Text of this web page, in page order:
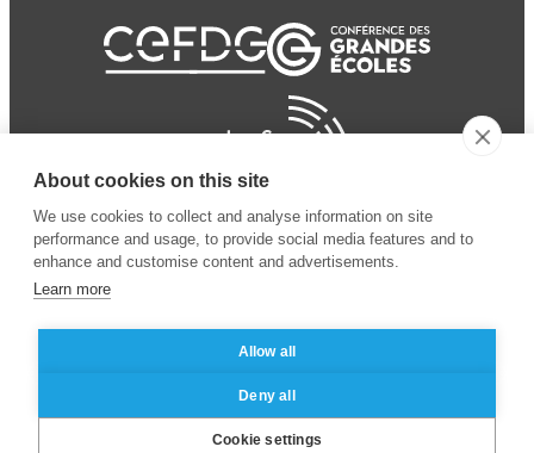
© 2024 ESSEC Business
School
Legal notice
privacy policy
About cookies on this site
We use cookies to collect and analyse information on site
performance and usage, to provide social media features and to
enhance and customise content and advertisements.
Learn more
Allow all
Deny all
Cookie settings